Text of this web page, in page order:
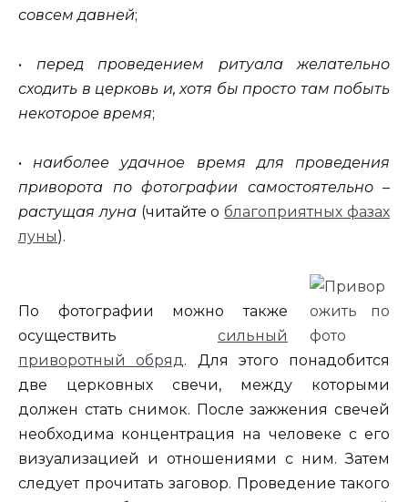
совсем давней;
• перед проведением ритуала желательно
сходить в церковь и, хотя бы просто там побыть
некоторое время;
•наиболее удачное время для проведения
приворота по фотографии самостоятельно –
растущая луна(читайте облагоприятных фазах
луны).
По фотографии можно также
осуществить сильный
приворотный обряд . Для этого понадобится
две церковных свечи, между которыми
должен стать снимок. После зажжения свечей
необходима концентрация на человеке с его
визуализацией и отношениями с ним. Затем
следует прочитать заговор. Проведение такого